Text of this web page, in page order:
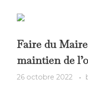
Faire du
maintien de
26 octobre 2022